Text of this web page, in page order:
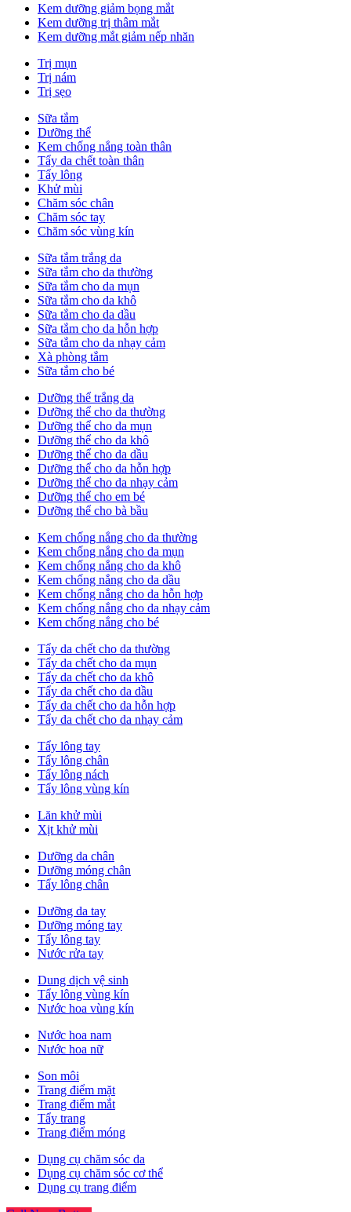
Kem dưỡng giảm bọng mắt
Kem dưỡng trị thâm mắt
Kem dưỡng mắt giảm nếp nhăn
Trị mụn
Trị nám
Trị sẹo
Sữa tắm
Dưỡng thể
Kem chống nắng toàn thân
Tẩy da chết toàn thân
Tẩy lông
Khử mùi
Chăm sóc chân
Chăm sóc tay
Chăm sóc vùng kín
Sữa tắm trắng da
Sữa tắm cho da thường
Sữa tắm cho da mụn
Sữa tắm cho da khô
Sữa tắm cho da dầu
Sữa tắm cho da hỗn hợp
Sữa tắm cho da nhạy cảm
Xà phòng tắm
Sữa tắm cho bé
Dưỡng thể trắng da
Dưỡng thể cho da thường
Dưỡng thể cho da mụn
Dưỡng thể cho da khô
Dưỡng thể cho da dầu
Dưỡng thể cho da hỗn hợp
Dưỡng thể cho da nhạy cảm
Dưỡng thể cho em bé
Dưỡng thể cho bà bầu
Kem chống nắng cho da thường
Kem chống nắng cho da mụn
Kem chống nắng cho da khô
Kem chống nắng cho da dầu
Kem chống nắng cho da hỗn hợp
Kem chống nắng cho da nhạy cảm
Kem chống nắng cho bé
Tẩy da chết cho da thường
Tẩy da chết cho da mụn
Tẩy da chết cho da khô
Tẩy da chết cho da dầu
Tẩy da chết cho da hỗn hợp
Tẩy da chết cho da nhạy cảm
Tẩy lông tay
Tẩy lông chân
Tẩy lông nách
Tẩy lông vùng kín
Lăn khử mùi
Xịt khử mùi
Dưỡng da chân
Dưỡng móng chân
Tẩy lông chân
Dưỡng da tay
Dưỡng móng tay
Tẩy lông tay
Nước rửa tay
Dung dịch vệ sinh
Tẩy lông vùng kín
Nước hoa vùng kín
Nước hoa nam
Nước hoa nữ
Son môi
Trang điểm mặt
Trang điểm mắt
Tẩy trang
Trang điểm móng
Dụng cụ chăm sóc da
Dụng cụ chăm sóc cơ thể
Dụng cụ trang điểm